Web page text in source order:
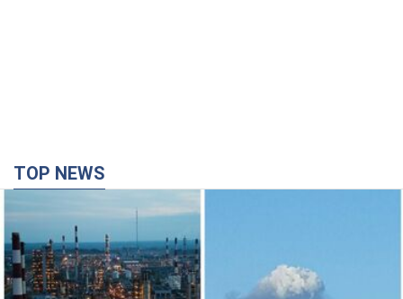
TOP NEWS